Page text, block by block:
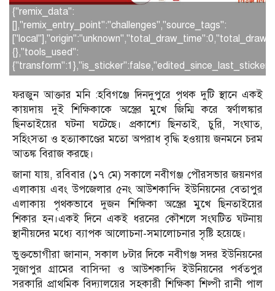
{"remix_data":
[],"remix_entry_point":"challenges","source_tags":
{},"tools_used":
ফরজুন আক্তার মনি :হবিগঞ্জে দিনদুপুরে পৃথক দুটি স্থানে একই
কায়দায় দুই শিক্ষিকাকে অস্ত্রের মুখে জিম্মি করে স্বর্ণালঙ্কার
ছিনতাইয়ের ঘটনা ঘটেছে। প্রকাশ্যে ছিনতাই, চুরি, সংঘাত,
সহিংসতা ও হত্যাকাণ্ডের মতো অপরাধ বৃদ্ধি হওয়ায় জনমনে চরম
আতঙ্ক বিরাজ করছে।
জানা যায়, রবিবার (১৭ মে) সকালে নবীগঞ্জ পৌরসভার জয়নগর
এলাকায় এবং উপজেলার ৫নং আউশকান্দি ইউনিয়নের বেতাপুর
এলাকায় পৃথকভাবে দুজন শিক্ষিকা অস্ত্রের মুখে ছিনতাইয়ের
শিকার হন।একই দিনে একই ধরনের কৌশলে সংঘটিত ঘটনায়
স্থানীয়দের মধ্যে ব্যাপক আলোচনা-সমালোচনার সৃষ্টি হয়েছে।
ভুক্তভোগীরা জানান, সকাল ৮টার দিকে নবীগঞ্জ সদর ইউনিয়নের
সুজাপুর গ্রামের বাসিন্দা ও আউশকান্দি ইউনিয়নের পর্বতপুর
সরকারি প্রাথমিক বিদ্যালয়ের সহকারী শিক্ষিকা শিল্পী রানী পাল